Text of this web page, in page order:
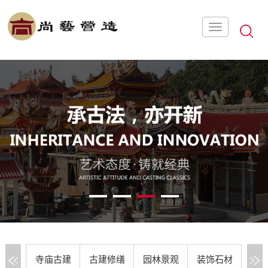
1 2 3 4
寺庙古建 古建修缮 园林景观 装饰石材